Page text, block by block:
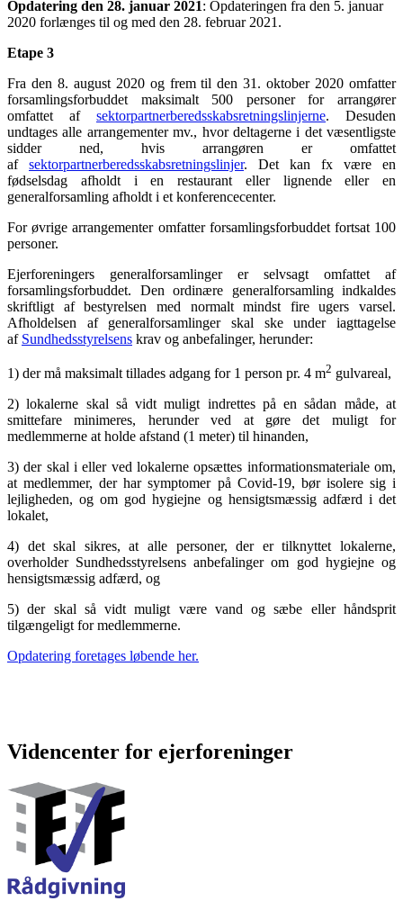
Opdatering den 28. januar 2021: Opdateringen fra den 5. januar
2020 forlænges til og med den 28. februar 2021.
Etape 3
Fra den 8. august 2020 og frem til den 31. oktober 2020 omfatter
forsamlingsforbuddet maksimalt 500 personer for arrangører
omfattet af sektorpartnerberedsskabsretningslinjerne. Desuden
undtages alle arrangementer mv., hvor deltagerne i det væsentligste
sidder ned, hvis arrangøren er omfattet
af sektorpartnerberedsskabsretningslinjer. Det kan fx være en
fødselsdag afholdt i en restaurant eller lignende eller en
generalforsamling afholdt i et konferencecenter.
For øvrige arrangementer omfatter forsamlingsforbuddet fortsat 100
personer.
Ejerforeningers generalforsamlinger er selvsagt omfattet af
forsamlingsforbuddet. Den ordinære generalforsamling indkaldes
skriftligt af bestyrelsen med normalt mindst fire ugers varsel.
Afholdelsen af generalforsamlinger skal ske under iagttagelse
af Sundhedsstyrelsens krav og anbefalinger, herunder:
1) der må maksimalt tillades adgang for 1 person pr. 4 m2 gulvareal,
2) lokalerne skal så vidt muligt indrettes på en sådan måde, at
smittefare minimeres, herunder ved at gøre det muligt for
medlemmerne at holde afstand (1 meter) til hinanden,
3) der skal i eller ved lokalerne opsættes informationsmateriale om,
at medlemmer, der har symptomer på Covid-19, bør isolere sig i
lejligheden, og om god hygiejne og hensigtsmæssig adfærd i det
lokalet,
4) det skal sikres, at alle personer, der er tilknyttet lokalerne,
overholder Sundhedsstyrelsens anbefalinger om god hygiejne og
hensigtsmæssig adfærd, og
5) der skal så vidt muligt være vand og sæbe eller håndsprit
tilgængeligt for medlemmerne.
Opdatering foretages løbende her.
Videncenter for ejerforeninger